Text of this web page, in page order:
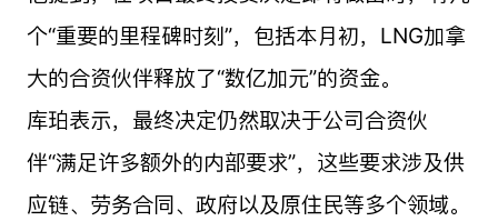
个“重要的里程碑时刻”，包括本月初，LNG加拿
大的合资伙伴释放了“数亿加元”的资金。
库珀表示，最终决定仍然取决于公司合资伙
伴“满足许多额外的内部要求”，这些要求涉及供
应链、劳务合同、政府以及原住民等多个领域。